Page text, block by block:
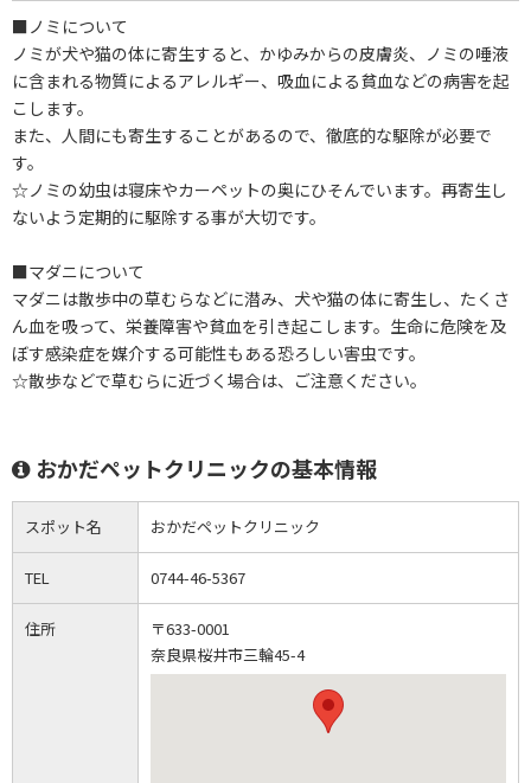
■ノミについて
ノミが犬や猫の体に寄生すると、かゆみからの皮膚炎、ノミの唾液
に含まれる物質によるアレルギー、吸血による貧血などの病害を起
こします。
また、人間にも寄生することがあるので、徹底的な駆除が必要で
す。
☆ノミの幼虫は寝床やカーペットの奥にひそんでいます。再寄生し
ないよう定期的に駆除する事が大切です。
■マダニについて
マダニは散歩中の草むらなどに潜み、犬や猫の体に寄生し、たくさ
ん血を吸って、栄養障害や貧血を引き起こします。生命に危険を及
ぼす感染症を媒介する可能性もある恐ろしい害虫です。
☆散歩などで草むらに近づく場合は、ご注意ください。
おかだペットクリニックの基本情報
スポット名 おかだペットクリニック
TEL 0744-46-5367
住所
〒633-0001
奈良県桜井市三輪45-4